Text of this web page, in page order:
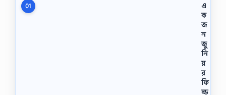
01
এ
ক
জ
ন
জু
নি
য়
র
ফি
ল্ড